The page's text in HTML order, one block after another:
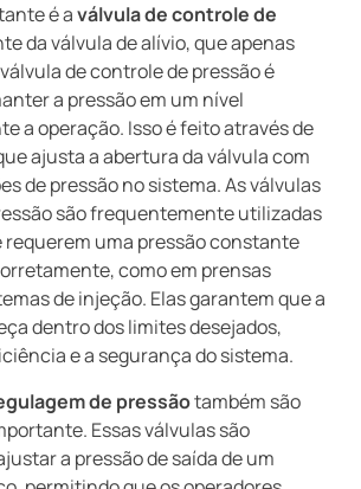
é aválvula de controle de
da válvula de alívio, que apenas
de controle de pressão é
a pressão em um nível
a operação. Isso é feito através de
ajusta a abertura da válvula com
de pressão no sistema. As válvulas
são frequentemente utilizadas
requerem uma pressão constante
como em prensas
de injeção. Elas garantem que a
dentro dos limites desejados,
e a segurança do sistema.
de pressãotambém são
Essas válvulas são
a pressão de saída de um